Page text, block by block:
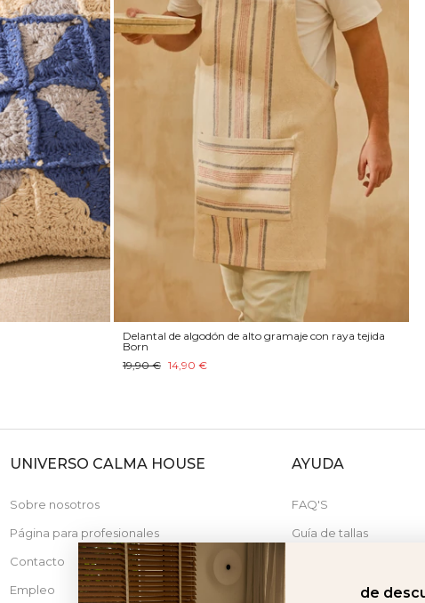
Delantal de algodón de alto gramaje con raya tejida
Born
19,90 € 14,90 €
UNIVERSO CALMA HOUSE
Sobre nosotros
Página para profesionales
Contacto
Empleo
AYUDA
FAQ'S
Guía de tallas
de